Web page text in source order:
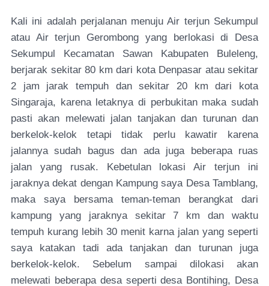
Kali ini adalah perjalanan menuju Air terjun Sekumpul
atau Air terjun Gerombong yang berlokasi di Desa
Sekumpul Kecamatan Sawan Kabupaten Buleleng,
berjarak sekitar 80 km dari kota Denpasar atau sekitar
2 jam jarak tempuh dan sekitar 20 km dari kota
Singaraja, karena letaknya di perbukitan maka sudah
pasti akan melewati jalan tanjakan dan turunan dan
berkelok-kelok tetapi tidak perlu kawatir karena
jalannya sudah bagus dan ada juga beberapa ruas
jalan yang rusak. Kebetulan lokasi Air terjun ini
jaraknya dekat dengan Kampung saya Desa Tamblang,
maka saya bersama teman-teman berangkat dari
kampung yang jaraknya sekitar 7 km dan waktu
tempuh kurang lebih 30 menit karna jalan yang seperti
saya katakan tadi ada tanjakan dan turunan juga
berkelok-kelok. Sebelum sampai dilokasi akan
melewati beberapa desa seperti desa Bontihing, Desa